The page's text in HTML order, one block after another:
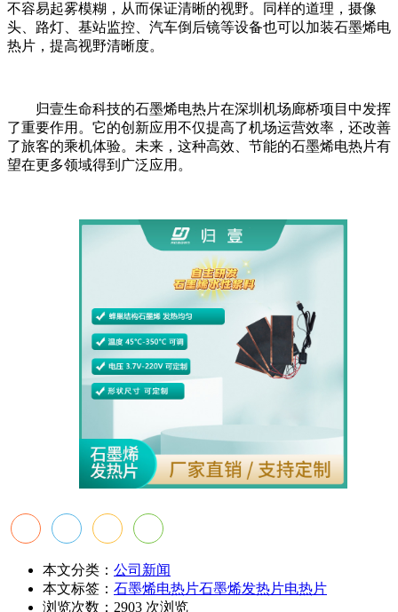
不容易起雾模糊，从而保证清晰的视野。同样的道理，摄像
头、路灯、基站监控、汽车倒后镜等设备也可以加装石墨烯电
热片，提高视野清晰度。
归壹生命科技的石墨烯电热片在深圳机场廊桥项目中发挥
了重要作用。它的创新应用不仅提高了机场运营效率，还改善
了旅客的乘机体验。未来，这种高效、节能的石墨烯电热片有
望在更多领域得到广泛应用。
本文分类： 公司新闻
本文标签： 石墨烯电热片石墨烯发热片电热片
浏览次数： 2903 次浏览